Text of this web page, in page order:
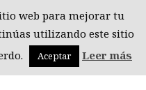
web para mejorar tu
utilizando este sitio
Aceptar Leer más